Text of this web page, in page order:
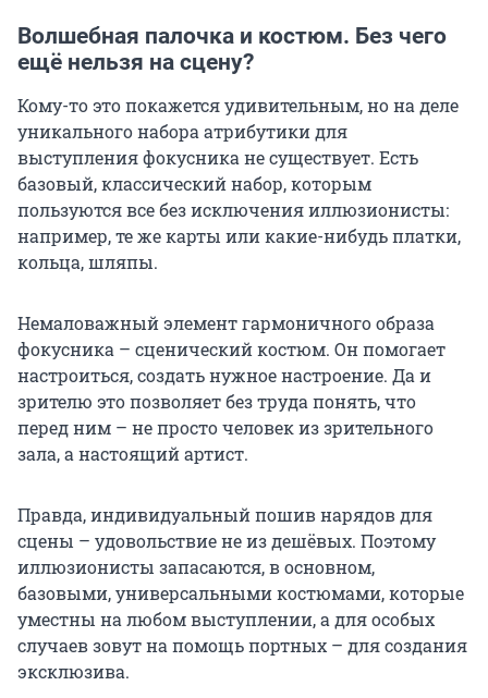
Волшебная палочка и костюм. Без чего
ещё нельзя на сцену?
Кому-то это покажется удивительным, но на деле
уникального набора атрибутики для
выступления фокусника не существует. Есть
базовый, классический набор, которым
пользуются все без исключения иллюзионисты:
например, те же карты или какие-нибудь платки,
кольца, шляпы.
Немаловажный элемент гармоничного образа
фокусника – сценический костюм. Он помогает
настроиться, создать нужное настроение. Да и
зрителю это позволяет без труда понять, что
перед ним – не просто человек из зрительного
зала, а настоящий артист.
Правда, индивидуальный пошив нарядов для
сцены – удовольствие не из дешёвых. Поэтому
иллюзионисты запасаются, в основном,
базовыми, универсальными костюмами, которые
уместны на любом выступлении, а для особых
случаев зовут на помощь портных – для создания
эксклюзива.